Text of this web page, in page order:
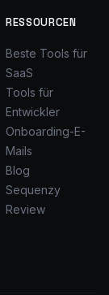
RESSOURCEN
Beste Tools für
SaaS
Tools für
Entwickler
Onboarding-E-
Mails
Blog
Sequenzy
Review